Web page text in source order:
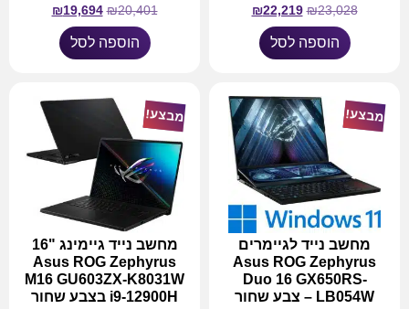
₪23,028
₪22,219
הוספה לסל
₪20,401
₪19,694
הוספה לסל
מבצע!
מחשב נייד לגיימרים
Asus ROG Zephyrus
Duo 16 GX650RS-
LB054W – צבע שחור
מבצע!
מחשב נייד גיימינג "16
Asus ROG Zephyrus
M16 GU603ZX-K8031W
i9-12900H בצבע שחור